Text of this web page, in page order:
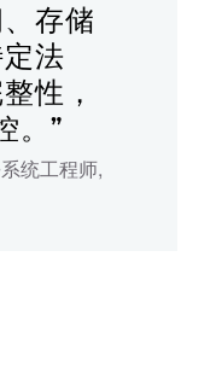
存储
法
性，
。”
统工程师,